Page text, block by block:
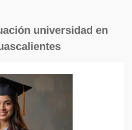
universidad en